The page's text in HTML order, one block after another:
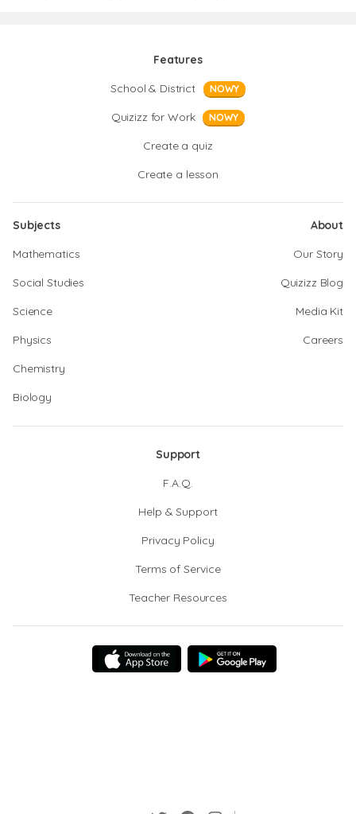
Features
School & District
NOWY
Quizizz for Work NOWY
Create a quiz
Create a lesson
Subjects
Mathematics
Social Studies
Science
Physics
Chemistry
Biology
About
Our Story
Quizizz Blog
Media Kit
Careers
Support
F.A.Q.
Help & Support
Privacy Policy
Terms of Service
Teacher Resources